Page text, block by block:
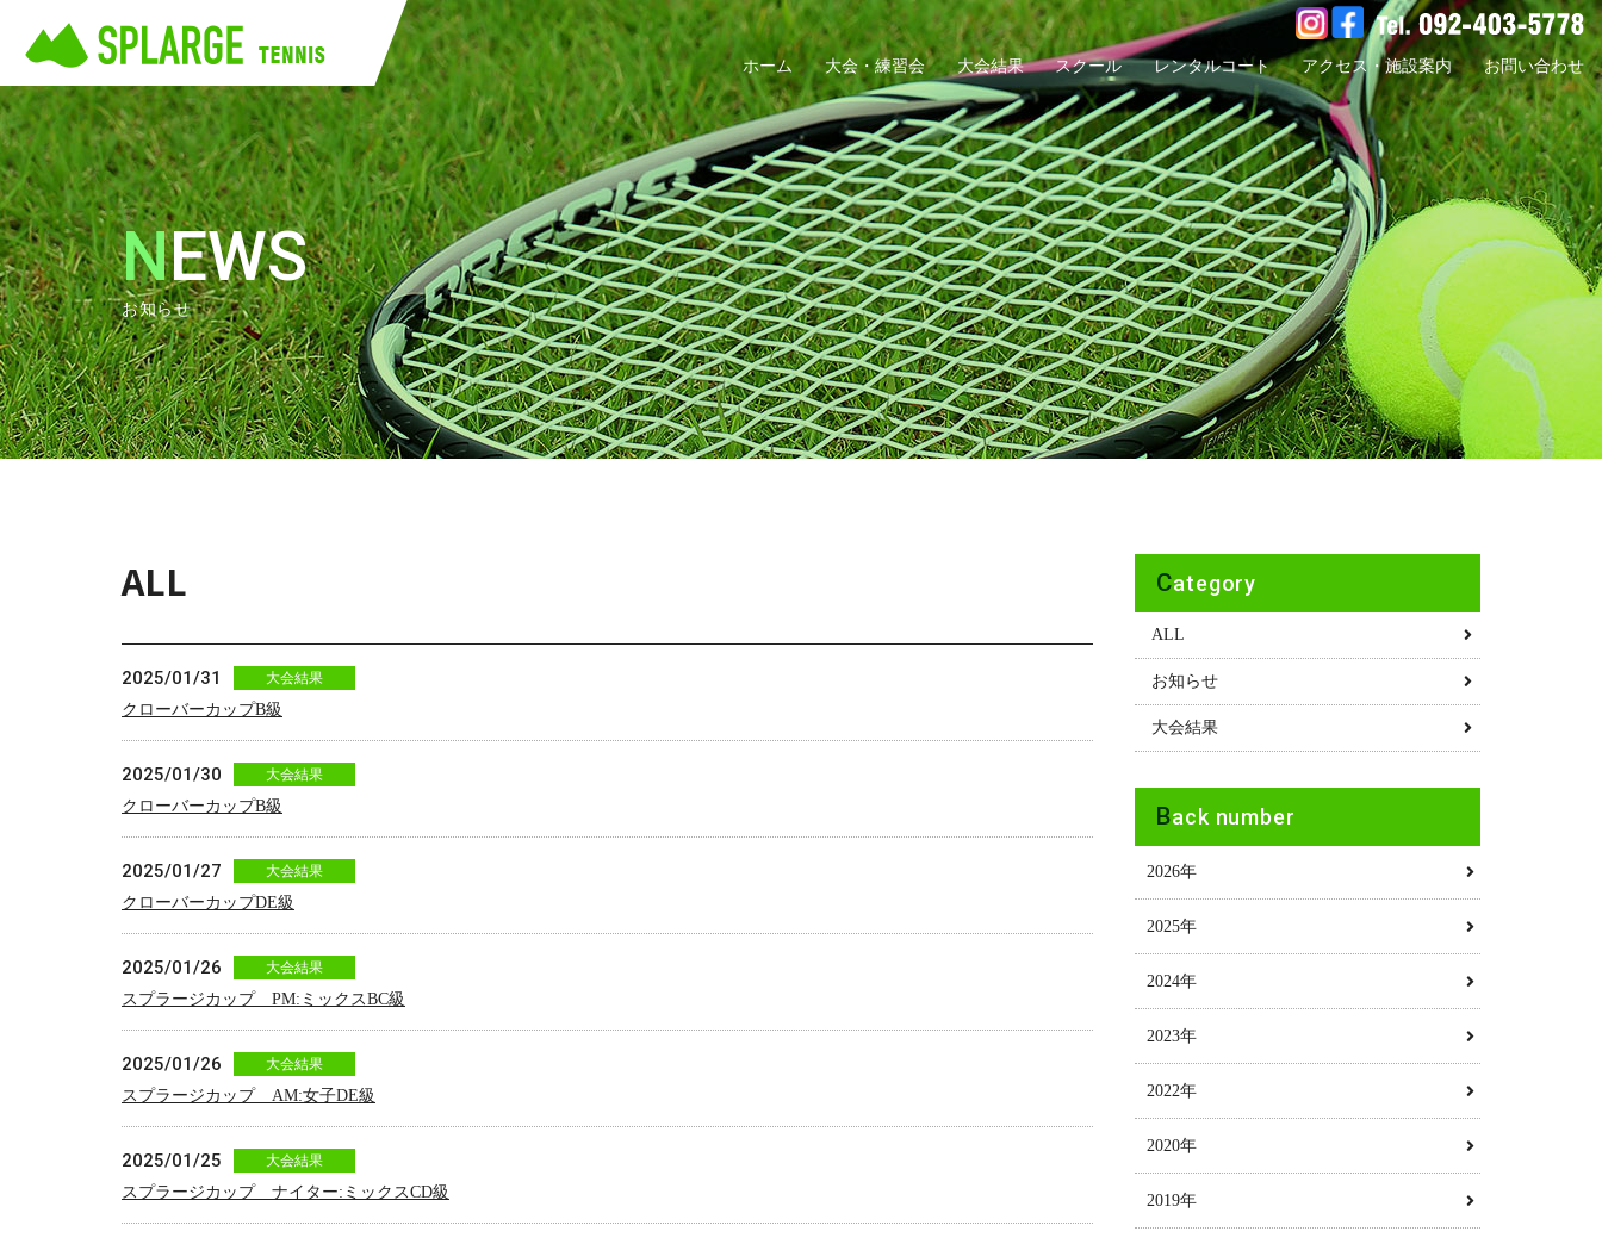
ホーム 大会・練習会 大会結果 スクール レンタルコート アクセス・施設案内 お問い合わせ
NEWS
お知らせ
Category
ALL
お知らせ
大会結果
Back number
2026年
2025年
2024年
2023年
2022年
2020年
2019年
ALL
2025/01/31 大会結果
クローバーカップB級
2025/01/30 大会結果
クローバーカップB級
2025/01/27 大会結果
クローバーカップDE級
2025/01/26 大会結果
スプラージカップ PM:ミックスBC級
2025/01/26 大会結果
スプラージカップ AM:女子DE級
2025/01/25 大会結果
スプラージカップ ナイター:ミックスCD級